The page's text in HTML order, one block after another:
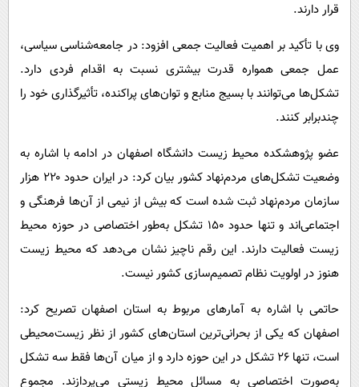
قرار دارند.
وی با تأکید بر اهمیت فعالیت جمعی افزود: در جامعه‌شناسی سیاسی،
عمل جمعی همواره قدرت بیشتری نسبت به اقدام فردی دارد.
تشکل‌ها می‌توانند با بسیج منابع و توان‌های پراکنده، تأثیرگذاری خود را
چندبرابر کنند.
عضو پژوهشکده محیط زیست دانشگاه اصفهان در ادامه با اشاره به
وضعیت تشکل‌های مردم‌نهاد کشور بیان کرد: در ایران حدود ۲۲۰ هزار
سازمان مردم‌نهاد ثبت شده است که بیش از نیمی از آن‌ها فرهنگی و
اجتماعی‌اند و تنها حدود ۱۵۰ تشکل به‌طور اختصاصی در حوزه محیط
زیست فعالیت دارند. این رقم ناچیز نشان می‌دهد که محیط زیست
هنوز در اولویت نظام تصمیم‌سازی کشور نیست.
حاتمی با اشاره به آمارهای مربوط به استان اصفهان تصریح کرد:
اصفهان که یکی از بحرانی‌ترین استان‌های کشور از نظر زیست‌محیطی
است، تنها ۲۶ تشکل در این حوزه دارد و از میان آن‌ها فقط سه تشکل
به‌صورت اختصاصی به مسائل محیط زیستی می‌پردازند. مجموع